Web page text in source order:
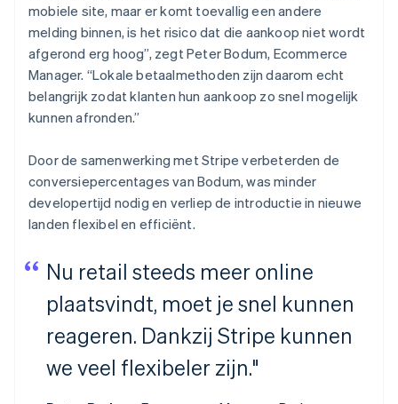
mobiele site, maar er komt toevallig een andere
melding binnen, is het risico dat die aankoop niet wordt
afgerond erg hoog”, zegt Peter Bodum, Ecommerce
Manager. “Lokale betaalmethoden zijn daarom echt
belangrijk zodat klanten hun aankoop zo snel mogelijk
kunnen afronden.”
Door de samenwerking met Stripe verbeterden de
conversiepercentages van Bodum, was minder
developertijd nodig en verliep de introductie in nieuwe
landen flexibel en efficiënt.
Nu retail steeds meer online
plaatsvindt, moet je snel kunnen
reageren. Dankzij Stripe kunnen
we veel flexibeler zijn."